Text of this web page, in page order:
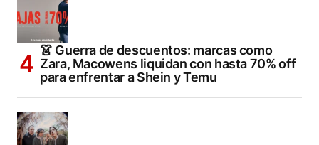
👗 Guerra de descuentos: marcas como
Zara, Macowens liquidan con hasta 70% off
para enfrentar a Shein y Temu